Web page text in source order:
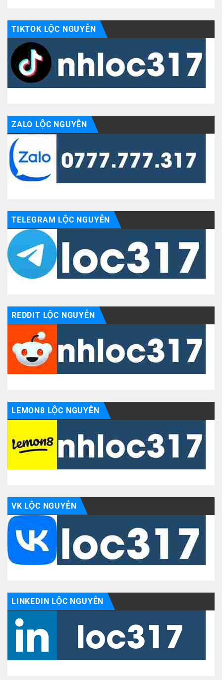
TIKTOK LỘC NGUYỄN
ZALO LỘC NGUYỄN
TELEGRAM LỘC NGUYỄN
REDDIT LỘC NGUYỄN
LEMON8 LỘC NGUYỄN
VK LỘC NGUYỄN
LINKEDIN LỘC NGUYỄN